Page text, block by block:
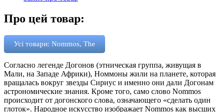
Про цей товар:
Усі товари: Nommos, The
Согласно легенде Догонов (этническая группа, живущая в
Мали, на Западе Африки), Номмоны жили на планете, которая
вращалась вокруг звезды Сириус и именно они дали Догонам
астрономические знания. Кроме того, само слово Nommos
происходит от догонского слова, означающего «сделать один
глоток». Народное искусство изображает Nommos как высших